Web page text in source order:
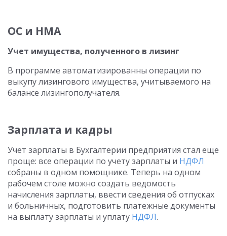
ОС и НМА
Учет имущества, полученного в лизинг
В программе автоматизированны операции по
выкупу лизингового имущества, учитываемого на
балансе лизингополучателя.
Зарплата и кадры
Учет зарплаты в Бухгалтерии предприятия стал еще
проще: все операции по учету зарплаты и НДФЛ
собраны в одном помощнике. Теперь на одном
рабочем столе можно создать ведомость
начисления зарплаты, ввести сведения об отпусках
и больничных, подготовить платежные документы
на выплату зарплаты и уплату НДФЛ.